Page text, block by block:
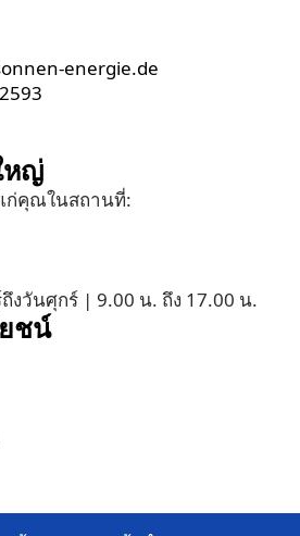
ชน์
หญ่
ก่คุณในสถานที่:
งวันศุกร์ | 9.00 น. ถึง 17.00 น.
energie.de